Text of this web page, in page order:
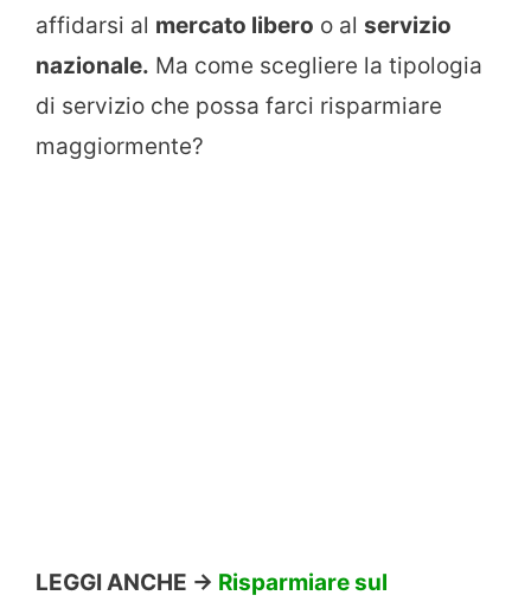
affidarsi al mercato libero o al servizio
nazionale. Ma come scegliere la tipologia
di servizio che possa farci risparmiare
maggiormente?
LEGGI ANCHE -> Risparmiare sul